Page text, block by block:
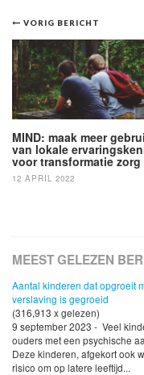
Bericht
navigatie
VORIG BERICHT
MIND: maak meer
van lokale
voor transformatie zorg
12 APRIL 2022
MEEST GELEZEN
Aantal kinderen dat opgroeit
verslaving is gegroeid
(316,913 x gelezen)
9 september 2023 - Veel
ouders met een psychische
Deze kinderen, afgekort ook
risico om op latere leeftijd...